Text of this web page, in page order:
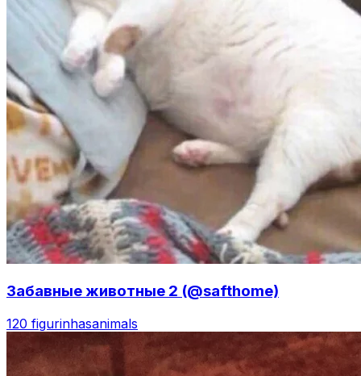
Забавные животные 2 (@safthome)
120 figurinhasanimals